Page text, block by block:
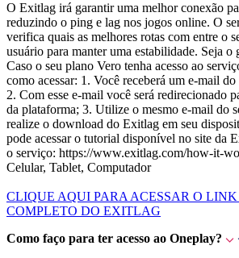
O Exitlag irá garantir uma melhor conexão
reduzindo o ping e lag nos jogos online. O
verifica quais as melhores rotas com entre o
usuário para manter uma estabilidade. Seja
Caso o seu plano Vero tenha acesso ao
como acessar: 1. Você receberá um e-mail
2. Com esse e-mail você será redirecionado
da plataforma; 3. Utilize o mesmo e-mail do
realize o download do Exitlag em seu
pode acessar o tutorial disponível no site da
o serviço: https://www.exitlag.com/how-it-
Celular, Tablet, Computador
CLIQUE AQUI PARA ACESSAR O
COMPLETO DO EXITLAG
Como faço para ter acesso ao Oneplay?